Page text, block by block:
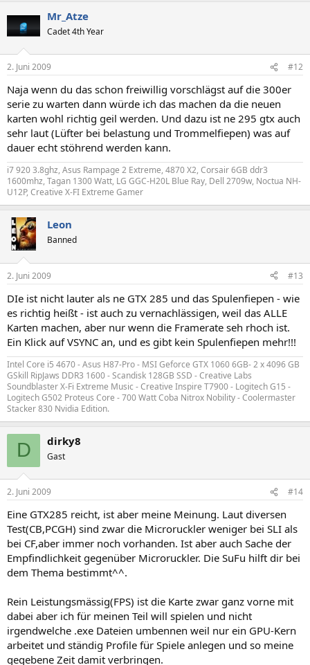
Mr_Atze
Cadet 4th Year
2. Juni 2009 #12
Naja wenn du das schon freiwillig vorschlägst auf die 300er
serie zu warten dann würde ich das machen da die neuen
karten wohl richtig geil werden. Und dazu ist ne 295 gtx auch
sehr laut (Lüfter bei belastung und Trommelfiepen) was auf
dauer echt stöhrend werden kann.
i7 920 3.8ghz, Asus Rampage 2 Extreme, 4870 X2, Corsair 6GB ddr3
1600mhz, Tagan 1300 Watt, LG GGC-H20L Blue Ray, Dell 2709w, Noctua NH-
U12P, Creative X-FI Extreme Gamer
Leon
Banned
2. Juni 2009 #13
DIe ist nicht lauter als ne GTX 285 und das Spulenfiepen - wie
es richtig heißt - ist auch zu vernachlässigen, weil das ALLE
Karten machen, aber nur wenn die Framerate seh rhoch ist.
Ein Klick auf VSYNC an, und es gibt kein Spulenfiepen mehr!!!
Intel Core i5 4670 - Asus H87-Pro - MSI Geforce GTX 1060 6GB- 2 x 4096 GB
GSkill RipJaws DDR3 1600 - Scandisk 128GB SSD - Creative Labs
Soundblaster X-Fi Extreme Music - Creative Inspire T7900 - Logitech G15 -
Logitech G502 Proteus Core - 700 Watt Coba Nitrox Nobility - Coolermaster
Stacker 830 Nvidia Edition.
D dirky8
Gast
2. Juni 2009 #14
Eine GTX285 reicht, ist aber meine Meinung. Laut diversen
Test(CB,PCGH) sind zwar die Microruckler weniger bei SLI als
bei CF,aber immer noch vorhanden. Ist aber auch Sache der
Empfindlichkeit gegenüber Microruckler. Die SuFu hilft dir bei
dem Thema bestimmt^^.
Rein Leistungsmässig(FPS) ist die Karte zwar ganz vorne mit
dabei aber ich für meinen Teil will spielen und nicht
irgendwelche .exe Dateien umbennen weil nur ein GPU-Kern
arbeitet und ständig Profile für Spiele anlegen und so meine
gegebene Zeit damit verbringen.